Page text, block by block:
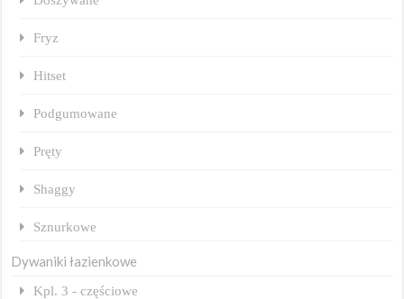
Fryz
Hitset
Podgumowane
Pręty
Shaggy
Sznurkowe
Dywaniki łazienkowe
Kpl. 3 - częściowe